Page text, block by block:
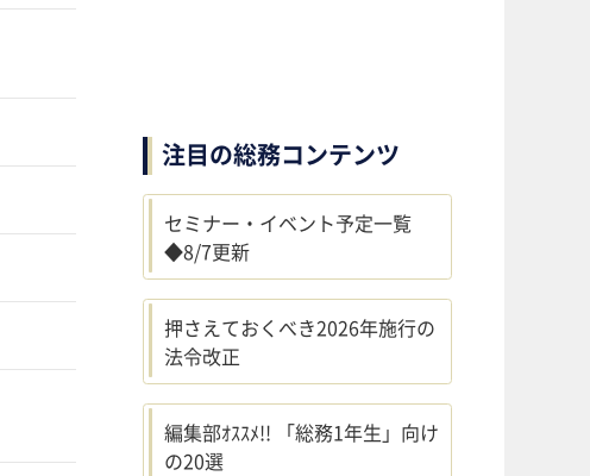
注目の総務コンテンツ
セミナー・イベント予定一覧
◆8/7更新
押さえておくべき2026年施行の
法令改正
編集部ｵｽｽﾒ!! 「総務1年生」向け
の20選